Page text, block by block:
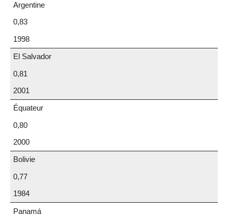
Argentine
0,83
1998
El Salvador
0,81
2001
Équateur
0,80
2000
Bolivie
0,77
1984
Panamá